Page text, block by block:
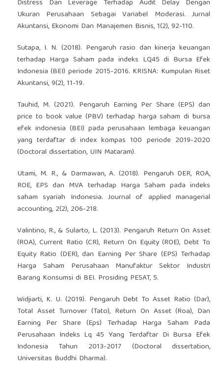
Distress Dan Leverage Terhadap Audit Delay Dengan
Ukuran Perusahaan Sebagai Variabel Moderasi. Jurnal
Akuntansi, Ekonomi Dan Manajemen Bisnis, 1(2), 92-110.
Sutapa, I. N. (2018). Pengaruh rasio dan kinerja keuangan
terhadap Harga Saham pada indeks LQ45 di Bursa Efek
Indonesia (BEI) periode 2015-2016. KRISNA: Kumpulan Riset
Akuntansi, 9(2), 11-19.
Tauhid, M. (2021). Pengaruh Earning Per Share (EPS) dan
price to book value (PBV) terhadap harga saham di bursa
efek indonesia (BEI) pada perusahaan lembaga keuangan
yang terdaftar di index kompas 100 periode 2019-2020
(Doctoral dissertation, UIN Mataram).
Utami, M. R., & Darmawan, A. (2018). Pengaruh DER, ROA,
ROE, EPS dan MVA terhadap Harga Saham pada indeks
saham syariah Indonesia. Journal of applied managerial
accounting, 2(2), 206-218.
Valintino, R., & Sularto, L. (2013). Pengaruh Return On Asset
(ROA), Current Ratio (CR), Return On Equity (ROE), Debt To
Equity Ratio (DER), dan Earning Per Share (EPS) Terhadap
Harga Saham Perusahaan Manufaktur Sektor Industri
Barang Konsumsi di BEI. Prosiding PESAT, 5.
Widjiarti, K. U. (2019). Pengaruh Debt To Asset Ratio (Dar),
Total Asset Turnover (Tato), Return On Asset (Roa), Dan
Earning Per Share (Eps) Terhadap Harga Saham Pada
Perusahaan Indeks Lq 45 Yang Terdaftar Di Bursa Efek
Indonesia Tahun 2013-2017 (Doctoral dissertation,
Universitas Buddhi Dharma).